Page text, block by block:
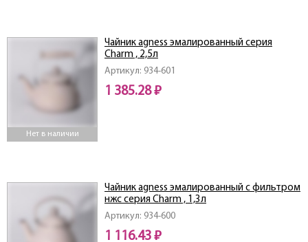
Нет в наличии
Артикул: 934-601
Чайник agness эмалированный серия
Charm , 2,5л
1 385.28 ₽
Артикул: 934-600
Чайник agness эмалированный с фильтром
нжс серия Charm , 1,3л
1 116.43 ₽